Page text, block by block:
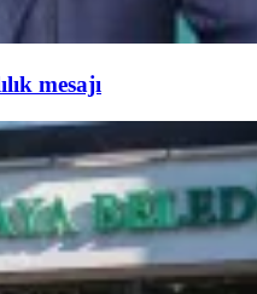
mesajı